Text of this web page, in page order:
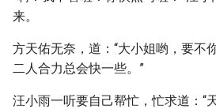
来。
方天佑无奈，道：“大小姐哟，要不
二人合力总会快一些。”
汪小雨一听要自己帮忙，忙求道：“